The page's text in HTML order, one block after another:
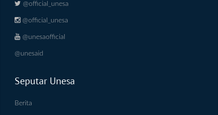
@official_unesa
@official_unesa
@unesaofficial
@unesaid
Seputar Unesa
Berita